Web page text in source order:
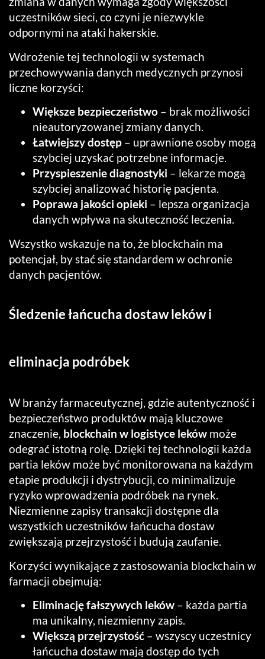
uczestników sieci, co czyni je niezwykle
odpornymi na ataki hakerskie.
Wdrożenie tej technologii w systemach
przechowywania danych medycznych przynosi
liczne korzyści:
Większe bezpieczeństwo – brak możliwości
nieautoryzowanej zmiany danych.
Łatwiejszy dostęp – uprawnione osoby mogą
szybciej uzyskać potrzebne informacje.
Przyspieszenie diagnostyki – lekarze mogą
szybciej analizować historię pacjenta.
Poprawa jakości opieki – lepsza organizacja
danych wpływa na skuteczność leczenia.
Wszystko wskazuje na to, że blockchain ma
potencjał, by stać się standardem w ochronie
danych pacjentów.
Śledzenie łańcucha dostaw leków i
eliminacja podróbek
W branży farmaceutycznej, gdzie autentyczność i
bezpieczeństwo produktów mają kluczowe
znaczenie, blockchain w logistyce leków może
odegrać istotną rolę. Dzięki tej technologii każda
partia leków może być monitorowana na każdym
etapie produkcji i dystrybucji, co minimalizuje
ryzyko wprowadzenia podróbek na rynek.
Niezmienne zapisy transakcji dostępne dla
wszystkich uczestników łańcucha dostaw
zwiększają przejrzystość i budują zaufanie.
Korzyści wynikające z zastosowania blockchain w
farmacji obejmują:
Eliminację fałszywych leków – każda partia
ma unikalny, niezmienny zapis.
Większą przejrzystość – wszyscy uczestnicy
łańcucha dostaw mają dostęp do tych